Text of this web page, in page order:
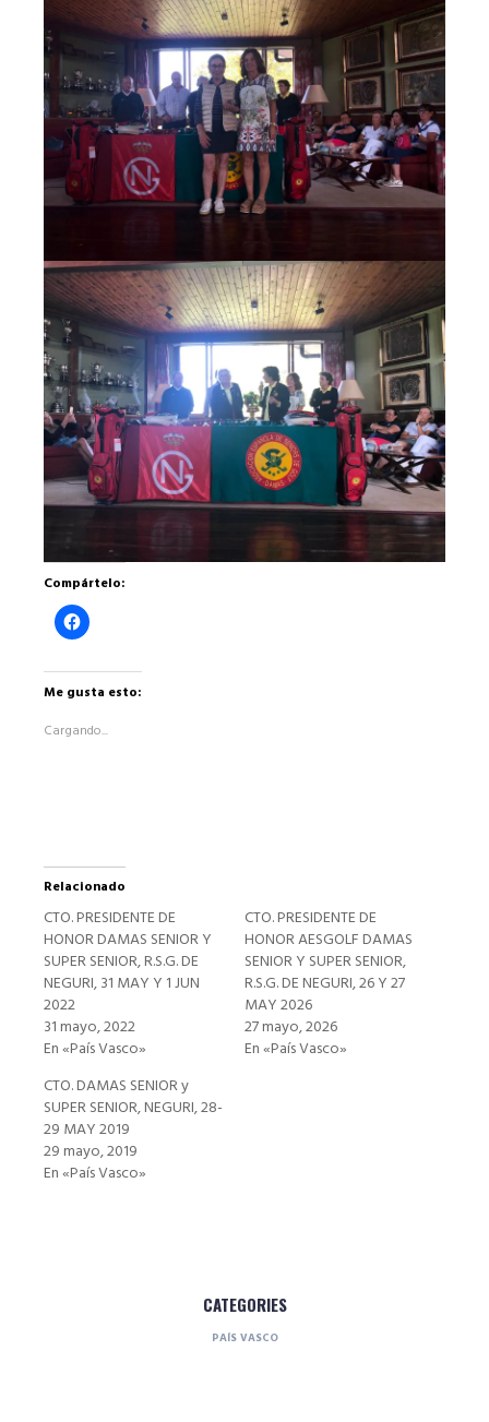
Compártelo:
Haz
clic
en
Facebook
en
Me gusta esto:
Cargando...
Relacionado
CTO. PRESIDENTE DE
HONOR DAMAS SENIOR Y
SUPER SENIOR, R.S.G. DE
NEGURI, 31 MAY Y 1 JUN
2022
31 mayo, 2022
En «País Vasco»
CTO. PRESIDENTE DE
HONOR AESGOLF DAMAS
SENIOR Y SUPER SENIOR,
R.S.G. DE NEGURI, 26 Y 27
MAY 2026
27 mayo, 2026
En «País Vasco»
CTO. DAMAS SENIOR y
SUPER SENIOR, NEGURI, 28-
29 MAY 2019
29 mayo, 2019
En «País Vasco»
CATEGORIES
PAÍS VASCO